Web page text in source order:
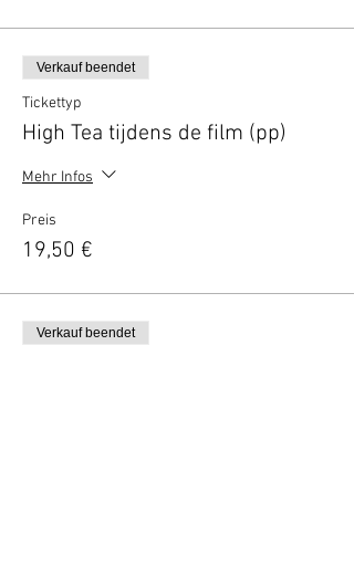
Verkauf beendet
Tickettyp
High Tea tijdens de film (pp)
Mehr Infos
Preis
19,50 €
Verkauf beendet